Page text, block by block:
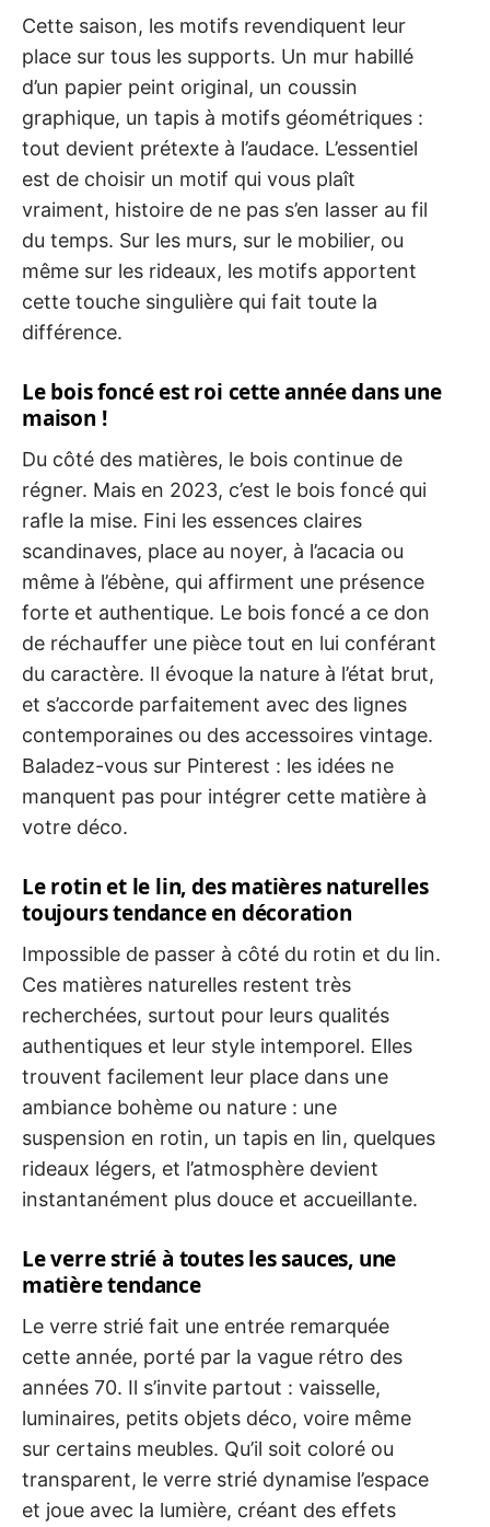
Cette saison, les motifs revendiquent leur
place sur tous les supports. Un mur habillé
d’un papier peint original, un coussin
graphique, un tapis à motifs géométriques :
tout devient prétexte à l’audace. L’essentiel
est de choisir un motif qui vous plaît
vraiment, histoire de ne pas s’en lasser au fil
du temps. Sur les murs, sur le mobilier, ou
même sur les rideaux, les motifs apportent
cette touche singulière qui fait toute la
différence.
Le bois foncé est roi cette année dans une
maison !
Du côté des matières, le bois continue de
régner. Mais en 2023, c’est le bois foncé qui
rafle la mise. Fini les essences claires
scandinaves, place au noyer, à l’acacia ou
même à l’ébène, qui affirment une présence
forte et authentique. Le bois foncé a ce don
de réchauffer une pièce tout en lui conférant
du caractère. Il évoque la nature à l’état brut,
et s’accorde parfaitement avec des lignes
contemporaines ou des accessoires vintage.
Baladez-vous sur Pinterest : les idées ne
manquent pas pour intégrer cette matière à
votre déco.
Le rotin et le lin, des matières naturelles
toujours tendance en décoration
Impossible de passer à côté du rotin et du lin.
Ces matières naturelles restent très
recherchées, surtout pour leurs qualités
authentiques et leur style intemporel. Elles
trouvent facilement leur place dans une
ambiance bohème ou nature : une
suspension en rotin, un tapis en lin, quelques
rideaux légers, et l’atmosphère devient
instantanément plus douce et accueillante.
Le verre strié à toutes les sauces, une
matière tendance
Le verre strié fait une entrée remarquée
cette année, porté par la vague rétro des
années 70. Il s’invite partout : vaisselle,
luminaires, petits objets déco, voire même
sur certains meubles. Qu’il soit coloré ou
transparent, le verre strié dynamise l’espace
et joue avec la lumière, créant des effets